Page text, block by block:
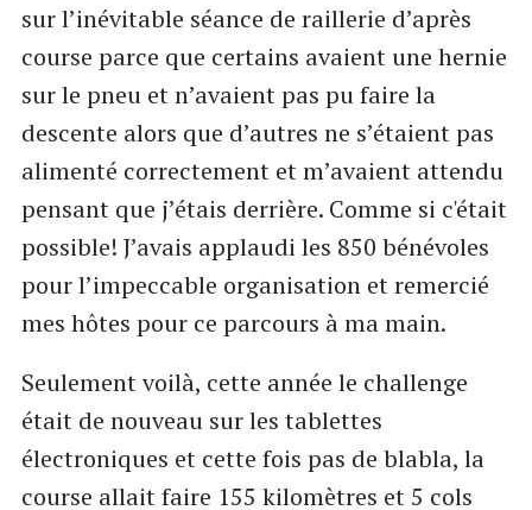
sur l’inévitable séance de raillerie d’après
course parce que certains avaient une hernie
sur le pneu et n’avaient pas pu faire la
descente alors que d’autres ne s’étaient pas
alimenté correctement et m’avaient attendu
pensant que j’étais derrière. Comme si c'était
possible! J’avais applaudi les 850 bénévoles
pour l’impeccable organisation et remercié
mes hôtes pour ce parcours à ma main.
Seulement voilà, cette année le challenge
était de nouveau sur les tablettes
électroniques et cette fois pas de blabla, la
course allait faire 155 kilomètres et 5 cols